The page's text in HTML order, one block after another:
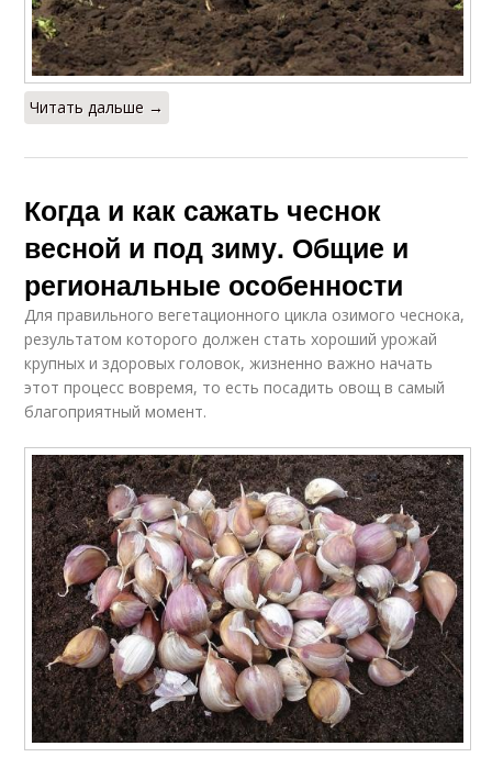
Читать дальше →
Когда и как сажать чеснок
весной и под зиму. Общие и
региональные особенности
Для правильного вегетационного цикла озимого чеснока,
результатом которого должен стать хороший урожай
крупных и здоровых головок, жизненно важно начать
этот процесс вовремя, то есть посадить овощ в самый
благоприятный момент.